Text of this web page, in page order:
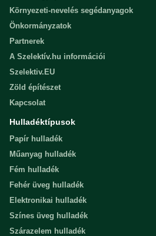
Környezeti-nevelés segédanyagok
Önkormányzatok
Partnerek
A Szelektív.hu információi
Szelektiv.EU
Zöld építészet
Kapcsolat
Hulladéktípusok
Papír hulladék
Műanyag hulladék
Fém hulladék
Fehér üveg hulladék
Elektronikai hulladék
Színes üveg hulladék
Szárazelem hulladék